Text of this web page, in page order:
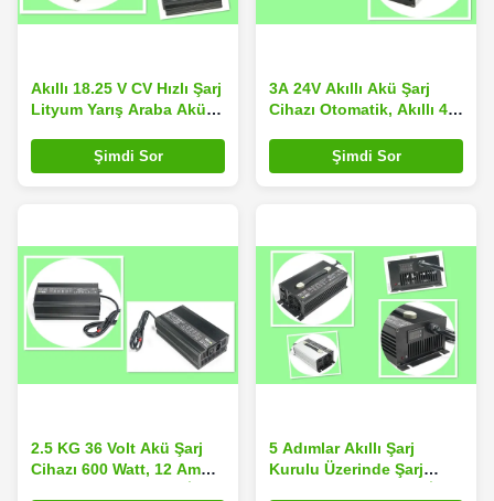
Akıllı 18.25 V CV Hızlı Şarj
Lityum Yarış Araba Akü
Şimdi Sor
3A 24V Akıllı Akü Şarj
Cihazı Otomatik, Akıllı 4
Asit Akü Şarj Cihazı
Şimdi Sor
2.5 KG 36 Volt Akü Şarj
Cihazı 600 Watt, 12 Amper
5 Adımlar Akıllı Şarj
Kurulu Üzerinde Şarj